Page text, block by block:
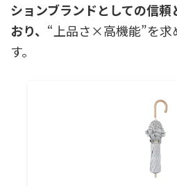
ションブランドとしての信
おり、 “上品さ×高機能”を求
す。